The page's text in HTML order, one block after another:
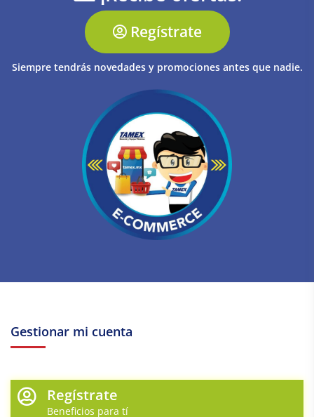
Regístrate
Siempre tendrás novedades y promociones antes que nadie.
Gestionar mi cuenta
Regístrate
Beneficios para tí